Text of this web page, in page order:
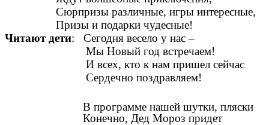
Сюрпризы различные, игры интересные,
Призы и подарки чудесные!
Читают дети: Сегодня весело у нас –
Мы Новый год встречаем!
И всех, кто к нам пришел сейчас
Сердечно поздравляем!
В программе нашей шутки, пляски
Конечно, Дед Мороз придет